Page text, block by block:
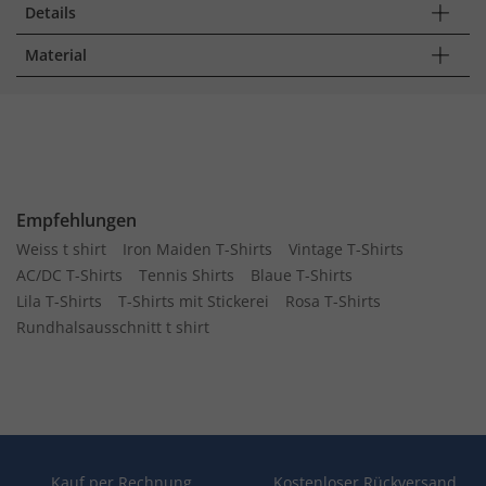
Details
Material
Empfehlungen
Weiss t shirt Iron Maiden T-Shirts
Vintage T-Shirts
AC/DC T-Shirts
Tennis Shirts
Blaue T-Shirts
Lila T-Shirts
T-Shirts mit Stickerei
Rosa T-Shirts
Rundhalsausschnitt t shirt